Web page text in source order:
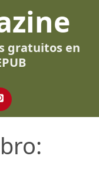
gratuitos en